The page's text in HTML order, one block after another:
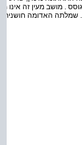
. מושב מעין זה
האדומה חושנית